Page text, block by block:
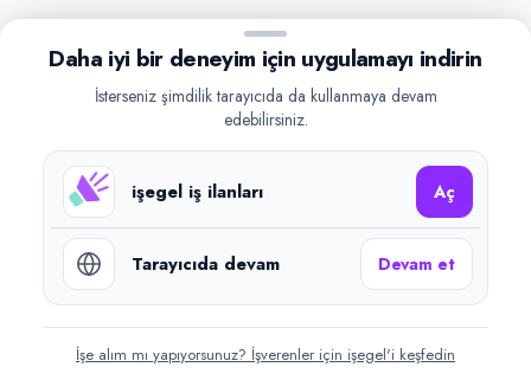
Daha iyi bir deneyim için uygulamayı indirin
İsterseniz şimdilik tarayıcıda da kullanmaya devam
edebilirsiniz.
işegel iş ilanları Aç
Tarayıcıda devam Devam et
İşe alım mı yapıyorsunuz? İşverenler için işegel'i keşfedin